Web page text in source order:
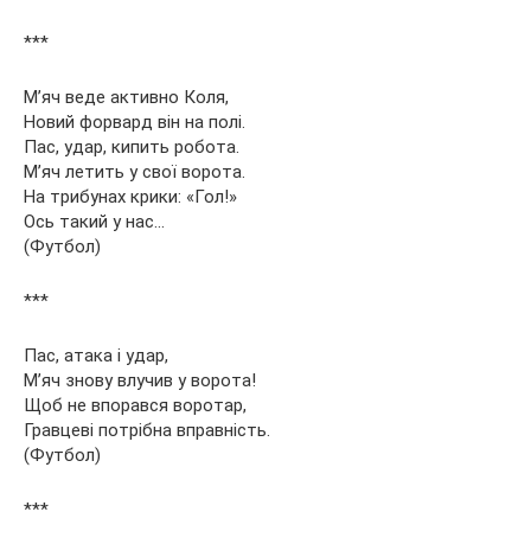
***
М’яч веде активно Коля,
Новий форвард він на полі.
Пас, удар, кипить робота.
М’яч летить у свої ворота.
На трибунах крики: «Гол!»
Ось такий у нас…
(Футбол)
***
Пас, атака і удар,
М’яч знову влучив у ворота!
Щоб не впорався воротар,
Гравцеві потрібна вправність.
(Футбол)
***